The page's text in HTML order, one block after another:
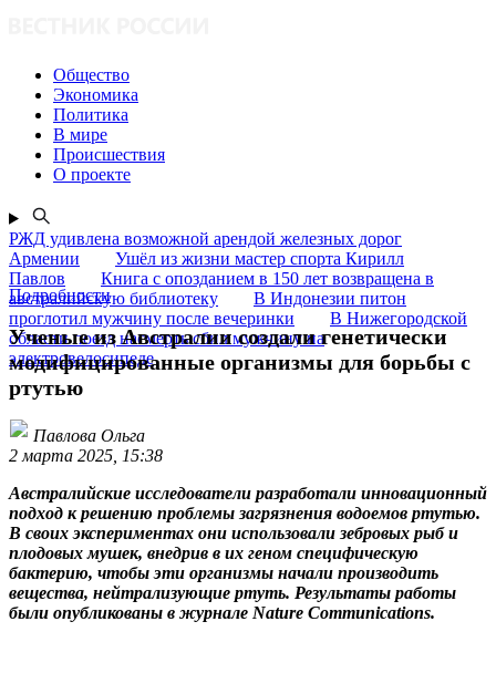
Общество
Экономика
Политика
В мире
Происшествия
О проекте
РЖД удивлена возможной арендой железных дорог
Армении
Ушёл из жизни мастер спорта Кирилл
Павлов
Книга с опозданием в 150 лет возвращена в
австралийскую библиотеку
В Индонезии питон
проглотил мужчину после вечеринки
В Нижегородской
области поезд насмерть сбил мужчину на
электровелосипеде
Подробности
Ученые из Австралии создали генетически
модифицированные организмы для борьбы с
ртутью
Павлова Ольга
2 марта 2025, 15:38
Австралийские исследователи разработали инновационный
подход к решению проблемы загрязнения водоемов ртутью.
В своих экспериментах они использовали зебровых рыб и
плодовых мушек, внедрив в их геном специфическую
бактерию, чтобы эти организмы начали производить
вещества, нейтрализующие ртуть. Результаты работы
были опубликованы в журнале Nature Communications.